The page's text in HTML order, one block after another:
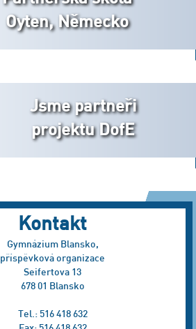
Oyten, Německo
Jsme partneři
projektu DofE
Kontakt
Gymnázium Blansko,
příspěvková organizace
Seifertova 13
678 01 Blansko
Tel.: 516 418 632